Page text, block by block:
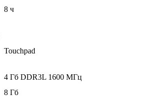
8 ч
Touchpad
4 Гб DDR3L 1600 МГц
8 Гб